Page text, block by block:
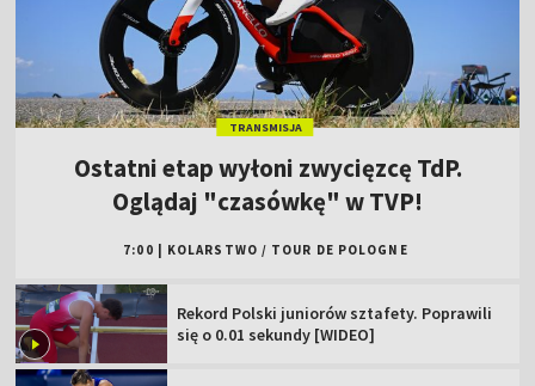
TRANSMISJA
Ostatni etap wyłoni zwycięzcę TdP.
Oglądaj "czasówkę" w TVP!
7:00 KOLARSTWO / TOUR DE POLOGNE
Rekord Polski juniorów sztafety. Poprawili
się o 0.01 sekundy [WIDEO]